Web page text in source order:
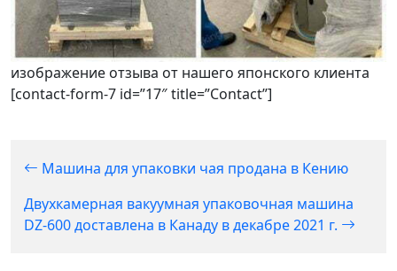
изображение отзыва от нашего японского клиента
[contact-form-7 id=”17″ title=”Contact”]
Машина для упаковки чая продана в Кению
Двухкамерная вакуумная упаковочная машина
DZ-600 доставлена ​​в Канаду в декабре 2021 г.